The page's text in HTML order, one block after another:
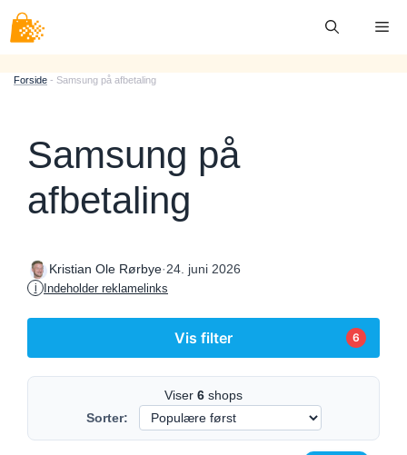
Hop
til
Forside - Samsung på afbetaling
Samsung på
afbetaling
Kristian Ole Rørbye·24. juni 2026
i Indeholder reklamelinks
Vis filter 6
Viser 6 shops
Sorter: